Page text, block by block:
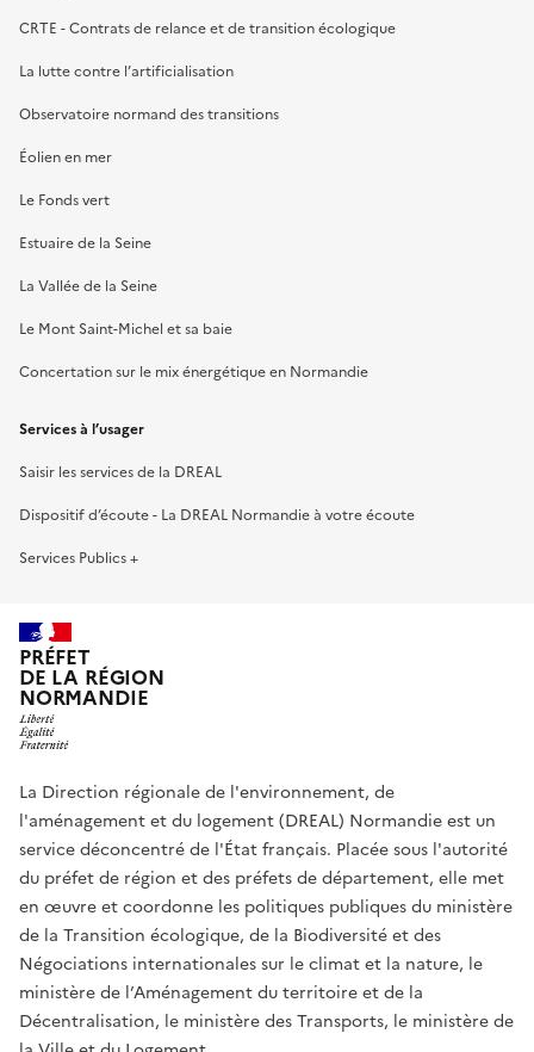
CRTE - Contrats de relance et de transition écologique
La lutte contre l’artificialisation
Observatoire normand des transitions
Éolien en mer
Le Fonds vert
Estuaire de la Seine
La Vallée de la Seine
Le Mont Saint-Michel et sa baie
Concertation sur le mix énergétique en Normandie
Services à l’usager
Saisir les services de la DREAL
Dispositif d’écoute - La DREAL Normandie à votre écoute
Services Publics +
PRÉFET
DE LA RÉGION
NORMANDIE
La Direction régionale de l'environnement, de
l'aménagement et du logement (DREAL) Normandie est un
service déconcentré de l'État français. Placée sous l'autorité
du préfet de région et des préfets de département, elle met
en œuvre et coordonne les politiques publiques du ministère
de la Transition écologique, de la Biodiversité et des
Négociations internationales sur le climat et la nature, le
ministère de l’Aménagement du territoire et de la
Décentralisation, le ministère des Transports, le ministère de